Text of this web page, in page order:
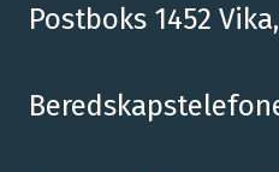
Postboks 1452